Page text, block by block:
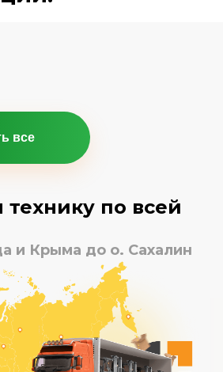
все
технику по всей
и Крыма до о. Сахалин